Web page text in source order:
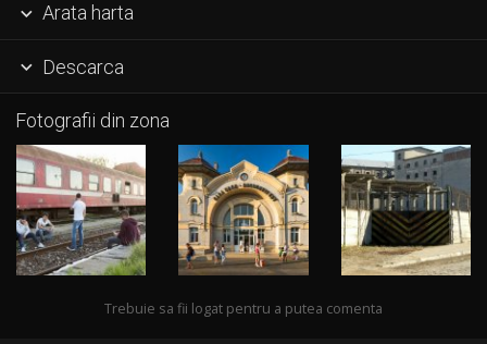
 Arata harta
 Descarca
Fotografii din zona
Trebuie sa fii logat pentru a putea comenta